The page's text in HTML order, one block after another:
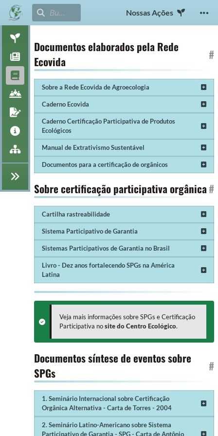
Nossas Ações
Documentos elaborados pela Rede
Ecovida
#
Sobre a Rede Ecovida de Agroecologia
Caderno Ecovida
Caderno Certificação Participativa de Produtos
Ecológicos
Manual de Extrativismo Sustentável
Documentos para a certificação de orgânicos
Sobre certificação participativa orgânica#
Cartilha rastreabilidade
Sistema Participativo de Garantia
Sistemas Participativos de Garantia no Brasil
Livro - Dez anos fortalecendo SPGs na América
Latina
Veja mais informações sobre SPGs e Certificação
Participativa nosite do Centro Ecológico.
Documentos síntese de eventos sobre
SPGs
#
1. Seminário Internacional sobre Certificação
Orgânica Alternativa - Carta de Torres - 2004
2. Seminário Latino-Americano sobre Sistema
Participativo de Garantia - SPG - Carta de Antônio